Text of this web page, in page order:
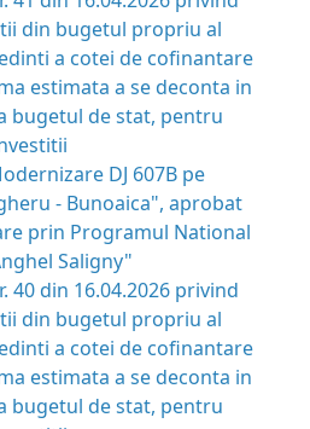
din bugetul propriu al
a cotei de cofinantare
estimata a se deconta in
bugetul de stat, pentru
DJ 607B pe
- Bunoaica", aprobat
prin Programul National
Saligny"
40 din 16.04.2026 privind
din bugetul propriu al
a cotei de cofinantare
estimata a se deconta in
bugetul de stat, pentru